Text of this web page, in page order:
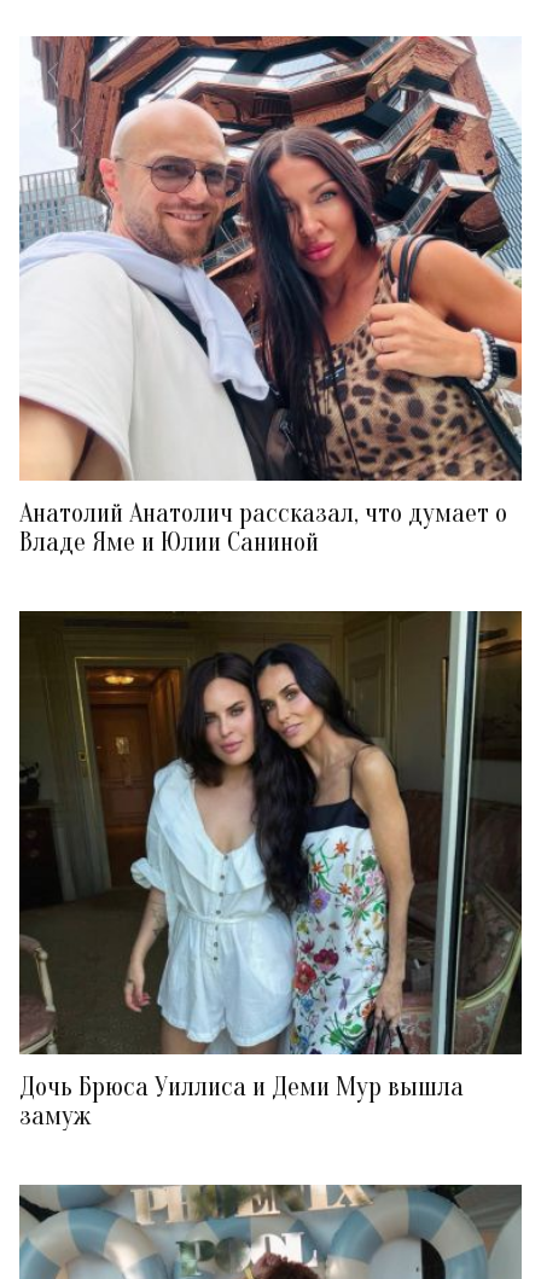
Анатолий Анатолич рассказал, что думает о
Владе Яме и Юлии Саниной
Дочь Брюса Уиллиса и Деми Мур вышла
замуж